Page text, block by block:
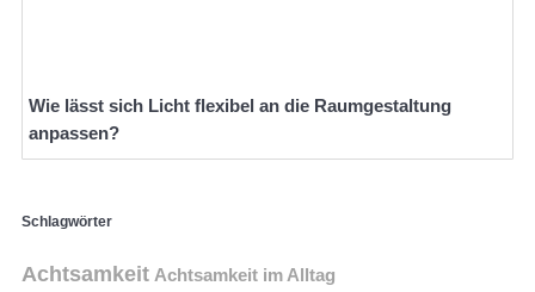
Wie lässt sich Licht flexibel an die Raumgestaltung
anpassen?
Schlagwörter
Achtsamkeit Achtsamkeit im Alltag